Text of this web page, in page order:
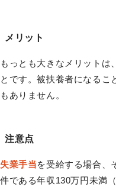
メリット
もっとも大きなメリットは
とです。被扶養者になるこ
もありません。
注意点
失業手当を受給する場合、
件である年収130万円未満